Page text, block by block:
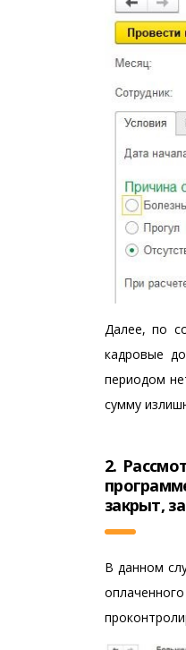
Далее, по
кадровые
периодом
сумму
2.
закрыт,
В данном